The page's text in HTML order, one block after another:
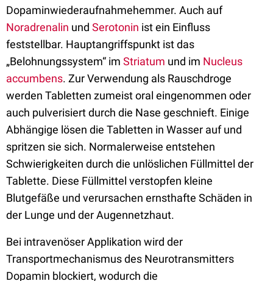
Dopaminwiederaufnahmehemmer. Auch auf
Noradrenalin und Serotonin ist ein Einfluss
feststellbar. Hauptangriffspunkt ist das
„Belohnungssystem“ im Striatum und im Nucleus
accumbens. Zur Verwendung als Rauschdroge
werden Tabletten zumeist oral eingenommen oder
auch pulverisiert durch die Nase geschnieft. Einige
Abhängige lösen die Tabletten in Wasser auf und
spritzen sie sich. Normalerweise entstehen
Schwierigkeiten durch die unlöslichen Füllmittel der
Tablette. Diese Füllmittel verstopfen kleine
Blutgefäße und verursachen ernsthafte Schäden in
der Lunge und der Augennetzhaut.
Bei intravenöser Applikation wird der
Transportmechanismus des Neurotransmitters
Dopamin blockiert, wodurch die